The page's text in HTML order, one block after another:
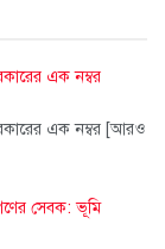
এক নম্বর
এক নম্বর [আরও
সেবক: ভূমি